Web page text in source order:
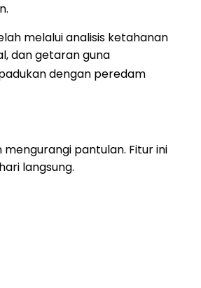
melalui analisis ketahanan
dan getaran guna
dengan peredam
pantulan. Fitur ini
langsung.